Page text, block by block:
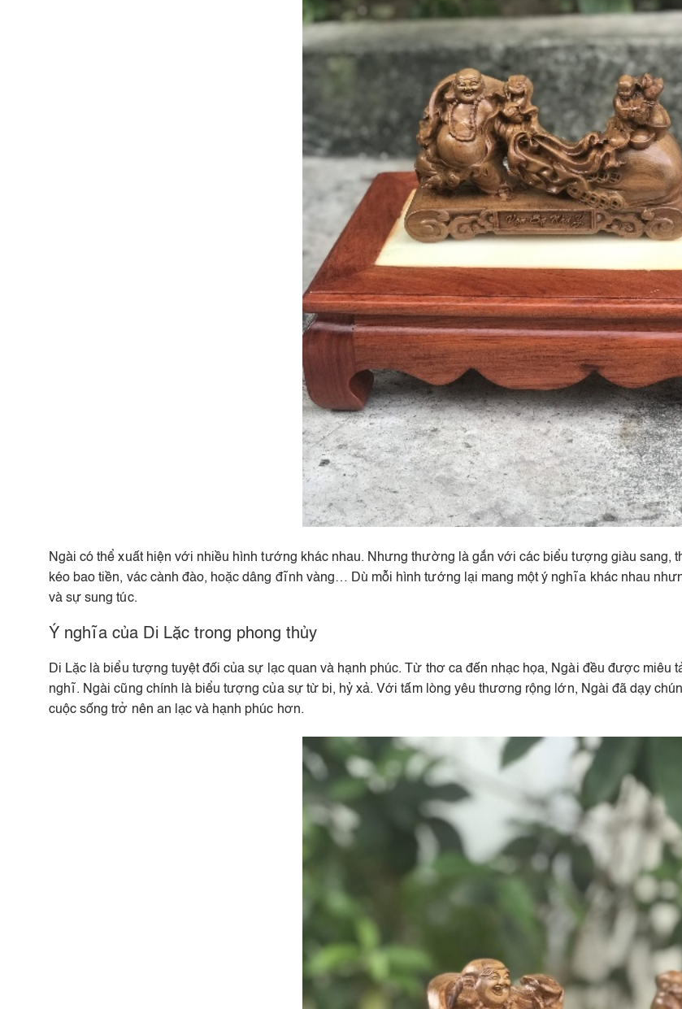
Ngài có thể xuất hiện với nhiều hình tướng khác nhau. Nhưng thường là gắn với các biểu tượng giàu sang,
kéo bao tiền, vác cành đào, hoặc dâng đĩnh vàng… Dù mỗi hình tướng lại mang một ý nghĩa khác nhau
và sự sung túc.
Ý nghĩa của Di Lặc trong phong thủy
Di Lặc là biểu tượng tuyệt đối của sự lạc quan và hạnh phúc. Từ thơ ca đến nhạc họa, Ngài đều được
nghĩ. Ngài cũng chính là biểu tượng của sự từ bi, hỷ xả. Với tấm lòng yêu thương rộng lớn, Ngài đã dạy
cuộc sống trở nên an lạc và hạnh phúc hơn.